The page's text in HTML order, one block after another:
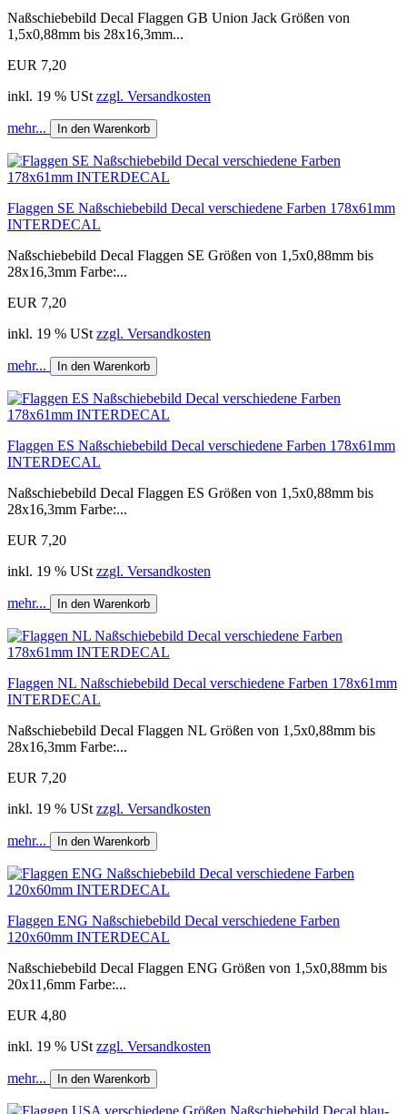
Naßschiebebild Decal Flaggen GB Union Jack Größen von
1,5x0,88mm bis 28x16,3mm...
EUR 7,20
inkl. 19 % USt zzgl. Versandkosten
mehr... In den Warenkorb
Flaggen SE Naßschiebebild Decal verschiedene Farben 178x61mm
INTERDECAL
Naßschiebebild Decal Flaggen SE Größen von 1,5x0,88mm bis
28x16,3mm Farbe:...
EUR 7,20
inkl. 19 % USt zzgl. Versandkosten
mehr... In den Warenkorb
Flaggen ES Naßschiebebild Decal verschiedene Farben 178x61mm
INTERDECAL
Naßschiebebild Decal Flaggen ES Größen von 1,5x0,88mm bis
28x16,3mm Farbe:...
EUR 7,20
inkl. 19 % USt zzgl. Versandkosten
mehr... In den Warenkorb
Flaggen NL Naßschiebebild Decal verschiedene Farben 178x61mm
INTERDECAL
Naßschiebebild Decal Flaggen NL Größen von 1,5x0,88mm bis
28x16,3mm Farbe:...
EUR 7,20
inkl. 19 % USt zzgl. Versandkosten
mehr... In den Warenkorb
Flaggen ENG Naßschiebebild Decal verschiedene Farben
120x60mm INTERDECAL
Naßschiebebild Decal Flaggen ENG Größen von 1,5x0,88mm bis
20x11,6mm Farbe:...
EUR 4,80
inkl. 19 % USt zzgl. Versandkosten
mehr... In den Warenkorb